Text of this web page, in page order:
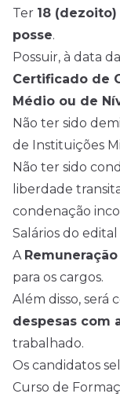
Ter 18
posse.
Possuir, à data
Certificado de
Médio ou de
Não ter sido
de Instituições
Não ter sido
liberdade
condenação
Salários do
A
para os cargos.
Além disso, será
despesas com
trabalhado.
Os candidatos
Curso de